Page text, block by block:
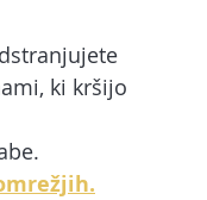
ki kršijo